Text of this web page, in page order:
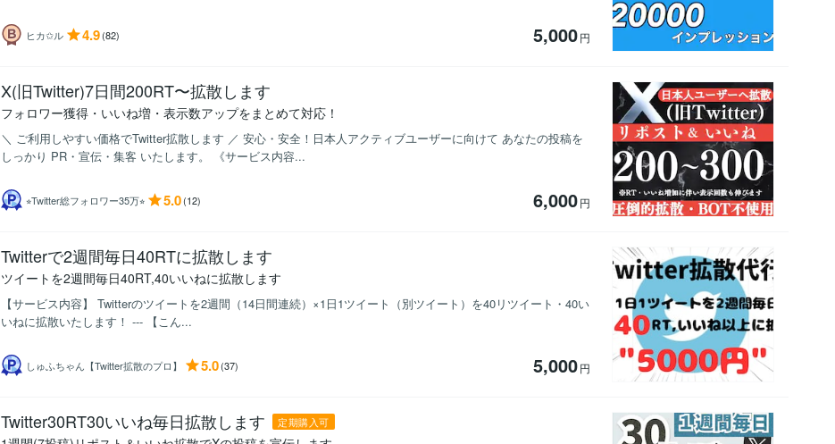
ヒカ✩ル 4.9(82) 5,000円
X(旧Twitter)7日間200RT〜拡散します
フォロワー獲得・いいね増・表示数アップをまとめて対応！
＼ ご利用しやすい価格でTwitter拡散します ／ 安心・安全！日本人アクティブユーザーに向けて あなたの投稿を
しっかり PR・宣伝・集客 いたします。 《サービス内容...
⭐︎Twitter総フォロワー35万⭐︎ 5.0(12) 6,000円
Twitterで2週間毎日40RTに拡散します
ツイートを2週間毎日40RT,40いいねに拡散します
【サービス内容】 Twitterのツイートを2週間（14日間連続）×1日1ツイート（別ツイート）を40リツイート・40い
いねに拡散いたします！ --- 【こん...
しゅふちゃん【Twitter拡散のプロ】 5.0(37) 5,000円
Twitter30RT30いいね毎日拡散します 定期購入可